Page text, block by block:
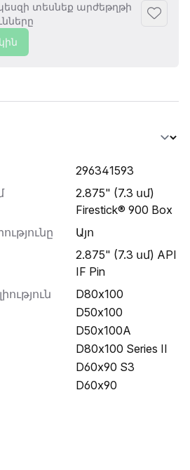
տեսնեք արժեթղթի
296341593
2.875" (7.3 սմ)
Firestick® 900 Box
Այո
2.875" (7.3 սմ) API
IF Pin
D80x100
D50x100
D50x100A
D80x100 Series II
D60x90 S3
D60x90